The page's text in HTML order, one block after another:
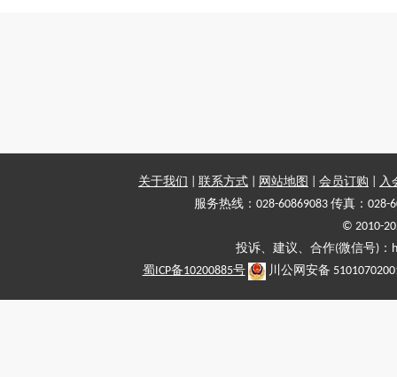
关于我们 联系方式 网站地图 会员订购
入
服务热线：028-60869083 传真：028-
© 2010-
投诉、建议、合作(微信号)
蜀ICP备10200885号
川公网安备